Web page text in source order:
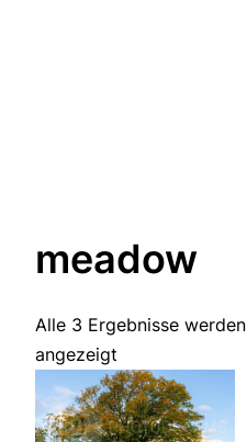
meadow
Alle 3 Ergebnisse werden
angezeigt